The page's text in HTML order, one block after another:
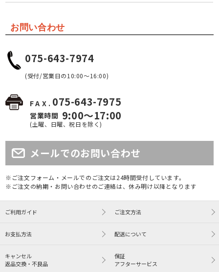
お問い合わせ
075-643-7974
(受付/営業日の10:00～16:00)
FAX. 075-643-7975
営業時間 9:00～17:00
(土曜、日曜、祝日を除く)
メールでのお問い合わせ
※ご注文フォーム・メールでのご注文は24時間受付しています。
※ご注文の納期・お問い合わせのご連絡は、休み明け以降となります
ご利用ガイド ご注文方法
お支払方法 配送について
キャンセル
返品交換・不良品
保証
アフターサービス